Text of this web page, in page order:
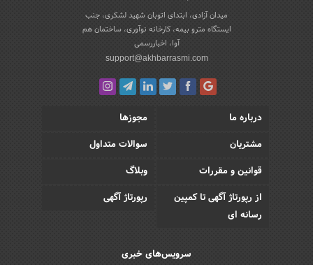
میدان آزادی، ابتدای اتوبان شهید لشکری، جنب
ایستگاه مترو بیمه، کارخانه نوآوری، ساختمان هم
آوا، اخباررسمی
support@akhbarrasmi.com
درباره ما
مجوزها
مشتریان
سوالات متداول
قوانین و مقررات
وبلاگ
از رپورتاژ آگهی تا کمپین
رسانه ای
رپورتاژ آگهی
سرویس‌های خبری